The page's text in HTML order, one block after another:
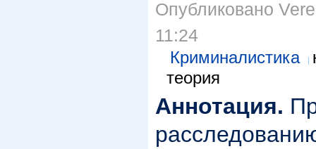
Опубликовано
11:24
Криминалистика
теория
Аннотация.